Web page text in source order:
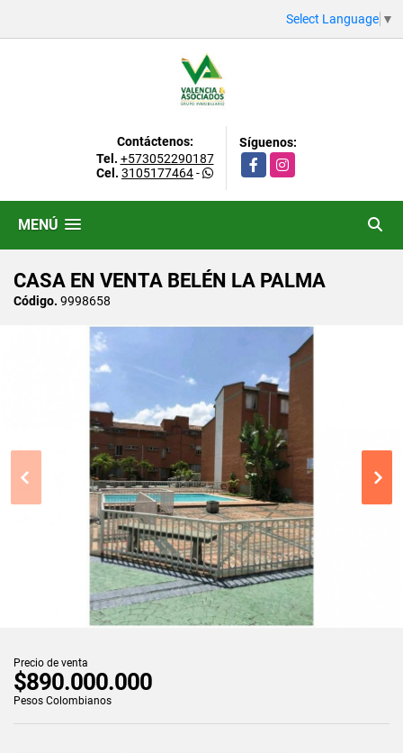
Select Language ▼
Contáctenos:
Tel. +573052290187
Cel. 3105177464-
Síguenos:
FacebookInstagram
MENÚ
CASA EN VENTA BELÉN LA PALMA
Código. 9998658
Precio de venta
$890.000.000
Pesos Colombianos